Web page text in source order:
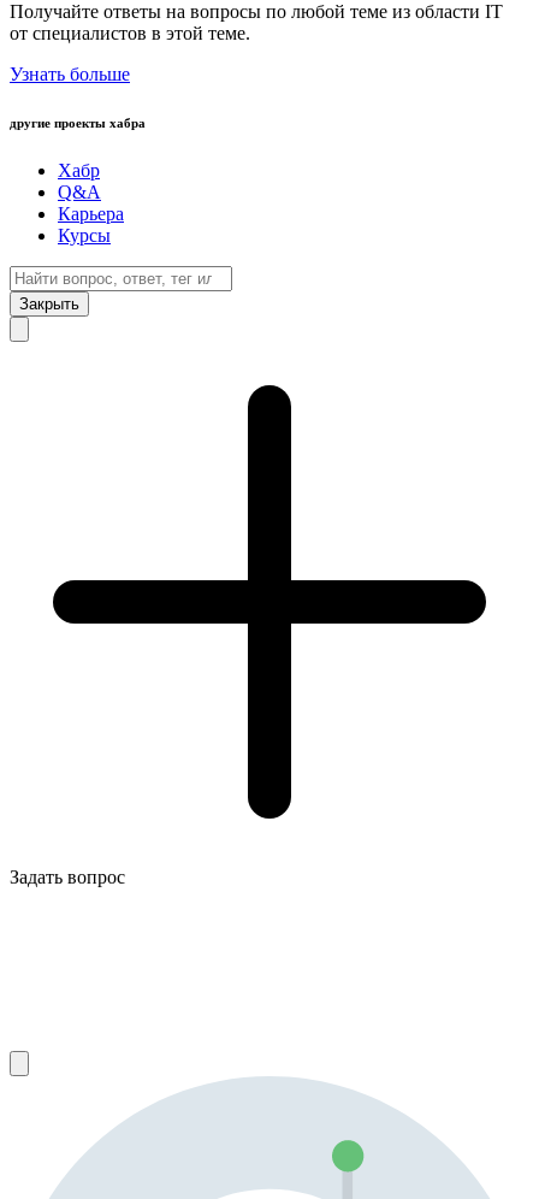
Получайте ответы на вопросы по любой теме из области IT
от специалистов в этой теме.
Узнать больше
другие проекты хабра
Хабр
Q&A
Карьера
Курсы
Закрыть
Задать вопрос